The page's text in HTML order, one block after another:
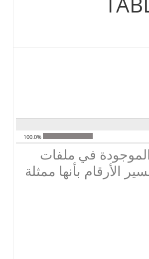
في ملفات
الأرقام بأنها ممثلة